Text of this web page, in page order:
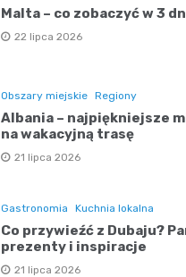
Malta – co zobaczyć w 3
22 lipca 2026
Obszary miejskie Regiony
Albania – najpiękniejsze
na wakacyjną trasę
21 lipca 2026
Gastronomia Kuchnia lokalna
Co przywieźć z Dubaju?
prezenty i inspiracje
21 lipca 2026